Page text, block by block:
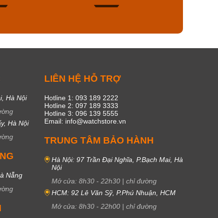
Hà Nội
Hà Nội
Nẵng
LIÊN HỆ HỖ TRỢ
Hotline 1: 093 189 2222
Hotline 2: 097 189 3333
Hotline 3: 096 139 5555
Email: info@watchstore.vn
TRUNG TÂM BẢO HÀNH
Hà Nội: 97 Trần Đại Nghĩa, P.Bạch Mai, Hà
Nội
Mở cửa: 8h30 - 22h30 | chỉ đường
HCM: 92 Lê Văn Sỹ, P.Phú Nhuận, HCM
Mở cửa: 8h30 - 22h00 | chỉ đường